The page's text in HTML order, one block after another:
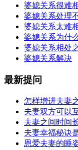
婆媳关系很难
婆媳关系处理
婆媳关系太难
婆媳关系为什
婆媳关系相处
婆媳关系解决
最新提问
怎样增进夫妻
夫妻双方可以
夫妻之间时间
夫妻幸福秘诀
恩爱夫妻的睡